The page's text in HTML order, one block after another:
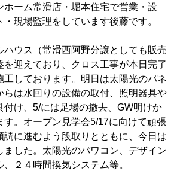
ホーム常滑店・堀本住宅で営業・設
現場監理をしています後藤です。
ハウス（常滑西阿野分譲としても販売
を迎えており、クロス工事が本日完了
工しております。明日は太陽光のパネ
らは水回りの設備の取付、照明器具や
付け、5/には足場の撤去、GW明けか
す。オープン見学会5/17に向けて頑張
調に進むよう段取りとともに、今日は
ました。太陽光のパワコン、デザイン
２４時間換気システム等。